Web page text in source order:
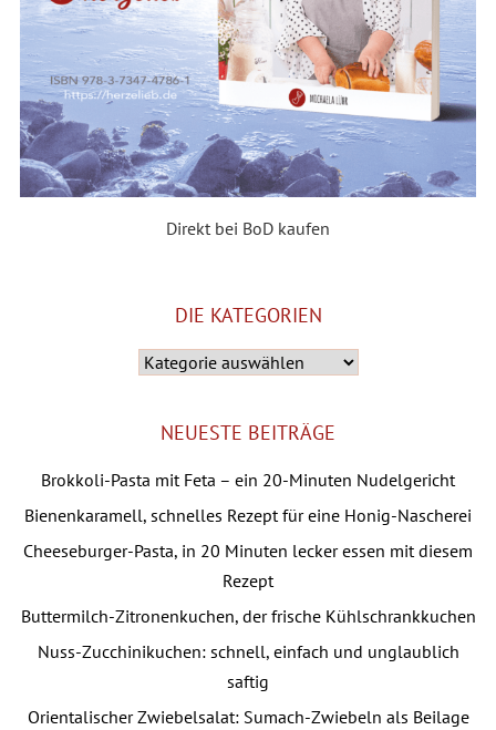
Direkt bei BoD kaufen
DIE KATEGORIEN
NEUESTE BEITRÄGE
Brokkoli-Pasta mit Feta – ein 20-Minuten Nudelgericht
Bienenkaramell, schnelles Rezept für eine Honig-Nascherei
Cheeseburger-Pasta, in 20 Minuten lecker essen mit diesem
Rezept
Buttermilch-Zitronenkuchen, der frische Kühlschrankkuchen
Nuss-Zucchinikuchen: schnell, einfach und unglaublich
saftig
Orientalischer Zwiebelsalat: Sumach-Zwiebeln als Beilage